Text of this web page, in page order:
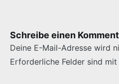
Schreibe einen
Deine E-Mail-Adresse wird
Erforderliche Felder sind mit